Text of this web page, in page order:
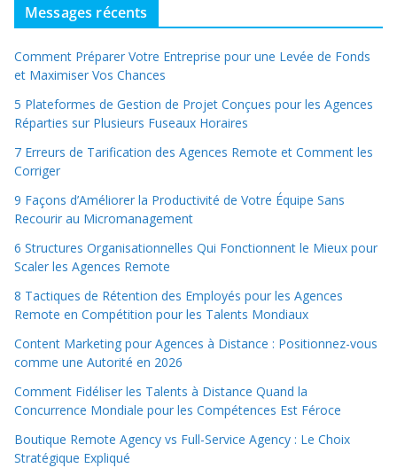
Messages récents
Comment Préparer Votre Entreprise pour une Levée de Fonds
et Maximiser Vos Chances
5 Plateformes de Gestion de Projet Conçues pour les Agences
Réparties sur Plusieurs Fuseaux Horaires
7 Erreurs de Tarification des Agences Remote et Comment les
Corriger
9 Façons d’Améliorer la Productivité de Votre Équipe Sans
Recourir au Micromanagement
6 Structures Organisationnelles Qui Fonctionnent le Mieux pour
Scaler les Agences Remote
8 Tactiques de Rétention des Employés pour les Agences
Remote en Compétition pour les Talents Mondiaux
Content Marketing pour Agences à Distance : Positionnez-vous
comme une Autorité en 2026
Comment Fidéliser les Talents à Distance Quand la
Concurrence Mondiale pour les Compétences Est Féroce
Boutique Remote Agency vs Full-Service Agency : Le Choix
Stratégique Expliqué